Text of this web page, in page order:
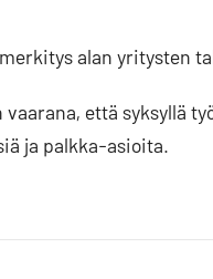
alan yritysten
että syksyllä
ja palkka-asioita.